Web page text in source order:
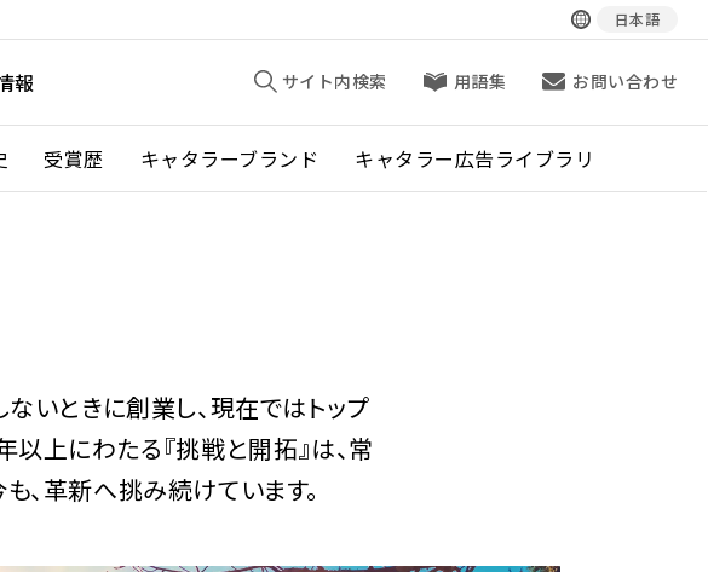
日本語
報 サイト内検索 用語集 お問い合わせ
受賞歴 キャタラーブランド キャタラー広告ライブラリ
いときに創業し、現在ではトップ
上にわたる『挑戦と開拓』は、常
、革新へ挑み続けています。